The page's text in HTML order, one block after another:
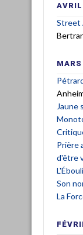
Street
Jaune
Prière
d'être
Son
La